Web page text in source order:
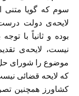
سوم که گویا متنی
لایحه‌ی دولت
بوده و ثانیاً با
نیست، لایحه‌ی
موضوع را شورای حل
که لایحه قضائی
كشاورز همچنین